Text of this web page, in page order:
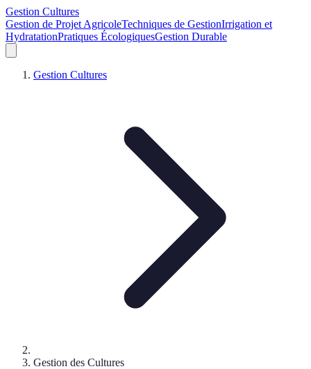
Gestion Cultures
Gestion de Projet AgricoleTechniques de GestionIrrigation et
HydratationPratiques ÉcologiquesGestion Durable
Gestion Cultures
Gestion des Cultures